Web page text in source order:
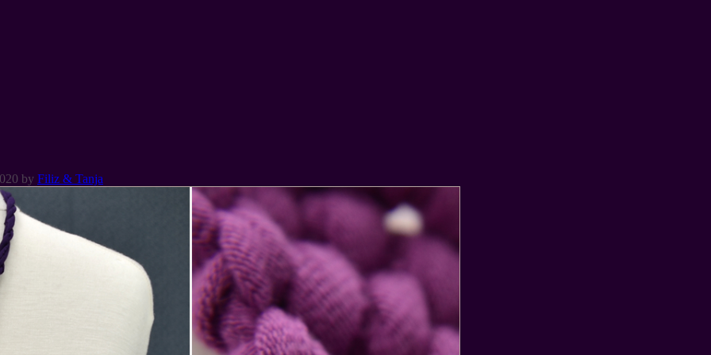
by Filiz & Tanja